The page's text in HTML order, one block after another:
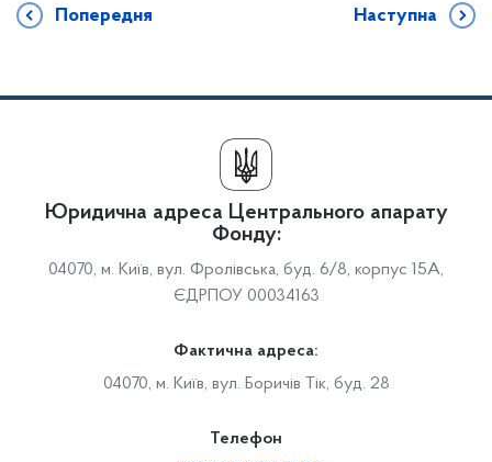
Попередня Наступна
Юридична адреса Центрального апарату
Фонду:
04070, м. Київ, вул. Фролівська, буд. 6/8, корпус 15А,
ЄДРПОУ 00034163
Фактична адреса:
04070, м. Київ, вул. Боричів Тік, буд. 28
Телефон